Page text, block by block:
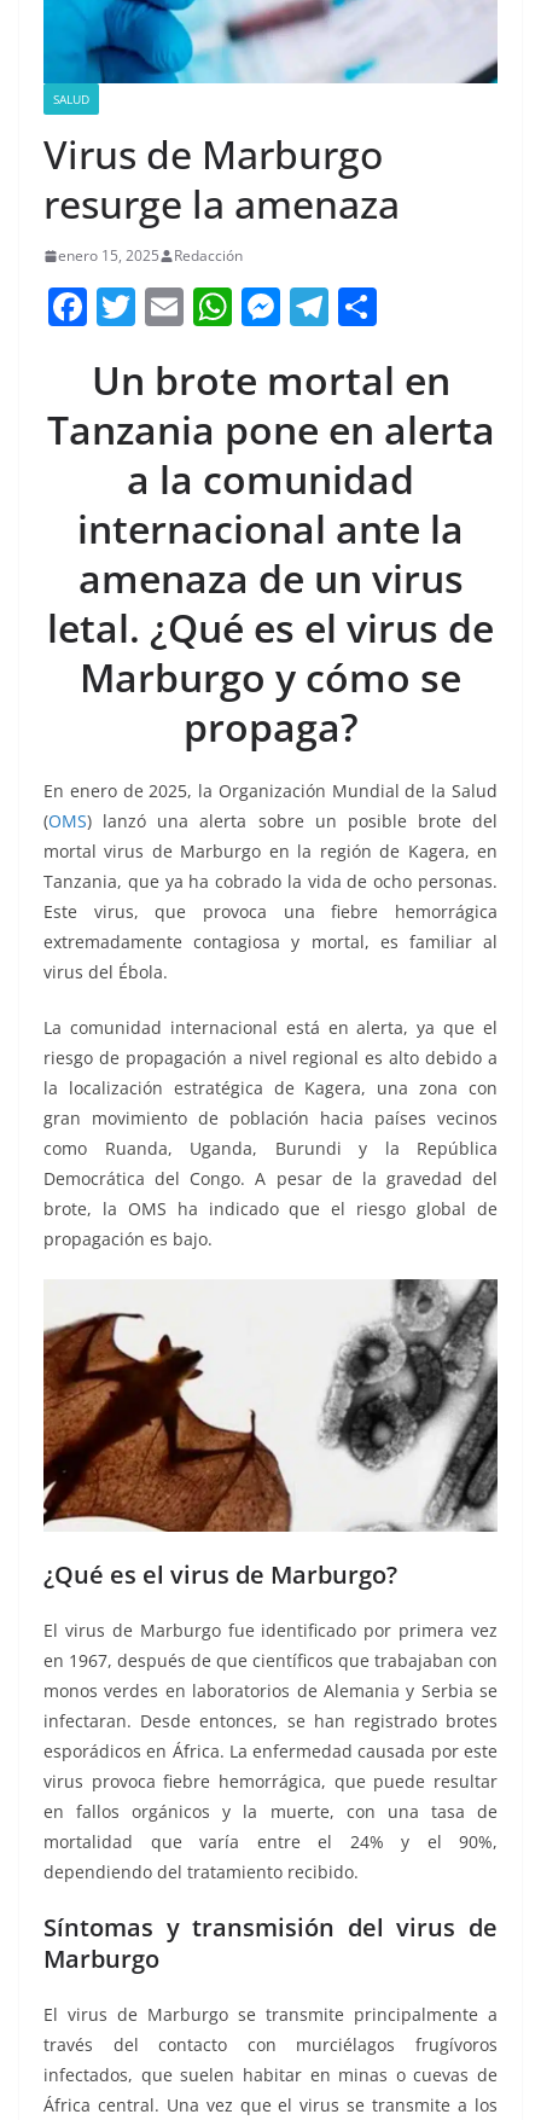
SALUD
Virus de Marburgo
resurge la amenaza
enero 15, 2025 Redacción
F
c
e
b
o
k
T
itt
er
E
ai
l
W
at
s
A
p
p
M
ss
e
n
g
er
T
e
gr
a
m
m
p
ar
tir
Un brote mortal en
Tanzania pone en alerta
a la comunidad
internacional ante la
amenaza de un virus
letal. ¿Qué es el virus de
Marburgo y cómo se
propaga?
En enero de 2025, la Organización Mundial de la Salud
(OMS) lanzó una alerta sobre un posible brote del
mortal virus de Marburgo en la región de Kagera, en
Tanzania, que ya ha cobrado la vida de ocho personas.
Este virus, que provoca una fiebre hemorrágica
extremadamente contagiosa y mortal, es familiar al
virus del Ébola.
La comunidad internacional está en alerta, ya que el
riesgo de propagación a nivel regional es alto debido a
la localización estratégica de Kagera, una zona con
gran movimiento de población hacia países vecinos
como Ruanda, Uganda, Burundi y la República
Democrática del Congo. A pesar de la gravedad del
brote, la OMS ha indicado que el riesgo global de
propagación es bajo.
¿Qué es el virus de Marburgo?
El virus de Marburgo fue identificado por primera vez
en 1967, después de que científicos que trabajaban con
monos verdes en laboratorios de Alemania y Serbia se
infectaran. Desde entonces, se han registrado brotes
esporádicos en África. La enfermedad causada por este
virus provoca fiebre hemorrágica, que puede resultar
en fallos orgánicos y la muerte, con una tasa de
mortalidad que varía entre el 24% y el 90%,
dependiendo del tratamiento recibido.
Síntomas y transmisión del virus de
Marburgo
El virus de Marburgo se transmite principalmente a
través del contacto con murciélagos frugívoros
infectados, que suelen habitar en minas o cuevas de
África central. Una vez que el virus se transmite a los